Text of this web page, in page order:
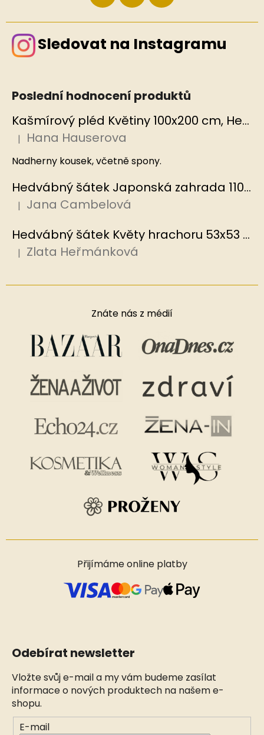
Sledovat na Instagramu
Poslední hodnocení produktů
Kašmírový pléd Květiny 100x200 cm, Hedvábný svět
Hodnocení produktu je 5 z 5 hvězdiček.
| Hana Hauserova
Nadherny kousek, včetně spony.
Hedvábný šátek Japonská zahrada 110x110 cm v dárkovém balení, HEDVÁBNÝ SVĚT
Hodnocení produktu je 5 z 5 hvězdiček.
| Jana Cambelová
Hedvábný šátek Květy hrachoru 53x53 cm v dárkovém balení, HEDVÁBNÝ SVĚT
Hodnocení produktu je 5 z 5 hvězdiček.
| Zlata Heřmánková
Znáte nás z médií
Přijímáme online platby
Odebírat newsletter
Vložte svůj e-mail a my vám budeme zasílat
informace o nových produktech na našem e-
shopu.
E-mail